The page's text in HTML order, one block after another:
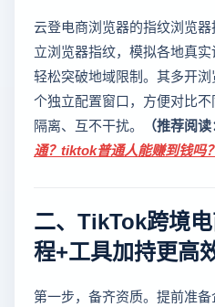
云登电商浏览器的指纹浏览
立浏览器指纹，模拟各地真
轻松突破地域限制。其多开
个独立配置窗口，方便对比
隔离、互不干扰。
（推荐阅读
通？tiktok普通人能赚到钱吗？
二、TikTok跨境
程+工具加持更高
第一步，备齐资质。提前准